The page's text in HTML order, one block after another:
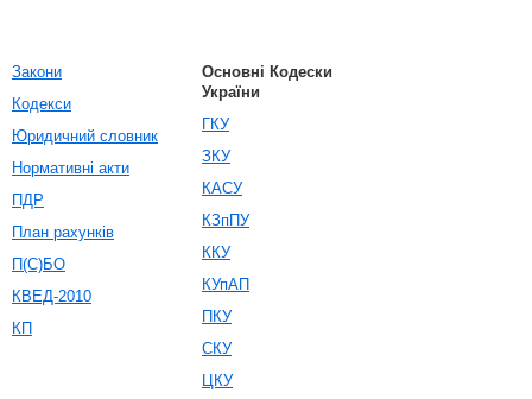
Закони
Кодекси
Юридичний словник
Нормативні акти
ПДР
План рахунків
П(С)БО
КВЕД-2010
КП
Основні Кодески
України
ГКУ
ЗКУ
КАСУ
КЗпПУ
ККУ
КУпАП
ПКУ
СКУ
ЦКУ